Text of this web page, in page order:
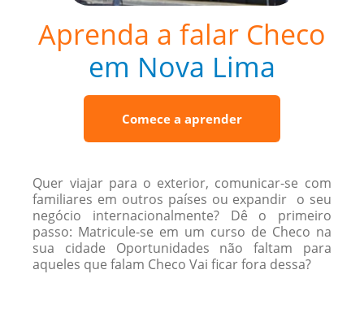
Aprenda a falar Checo
em Nova Lima
Comece a aprender
Quer viajar para o exterior, comunicar-se com
familiares em outros países ou expandir o seu
negócio internacionalmente? Dê o primeiro
passo: Matricule-se em um curso de Checo na
sua cidade Oportunidades não faltam para
aqueles que falam Checo Vai ficar fora dessa?